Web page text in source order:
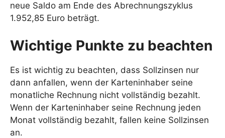
neue Saldo am Ende des Abrechnungszyklus
1.952,85 Euro beträgt.
Wichtige Punkte zu beachten
Es ist wichtig zu beachten, dass Sollzinsen nur
dann anfallen, wenn der Karteninhaber seine
monatliche Rechnung nicht vollständig bezahlt.
Wenn der Karteninhaber seine Rechnung jeden
Monat vollständig bezahlt, fallen keine Sollzinsen
an.